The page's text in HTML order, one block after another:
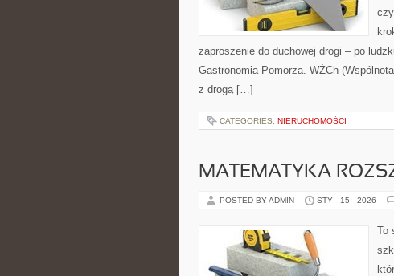
zaproszenie do duchowej drogi – po
Gastronomia Pomorza. WŻCh
z drogą […]
CATEGORIES: NIERUCHOMOŚCI
MATEMATYKA
POSTED BY ADMIN STY - 15 - 2026
To